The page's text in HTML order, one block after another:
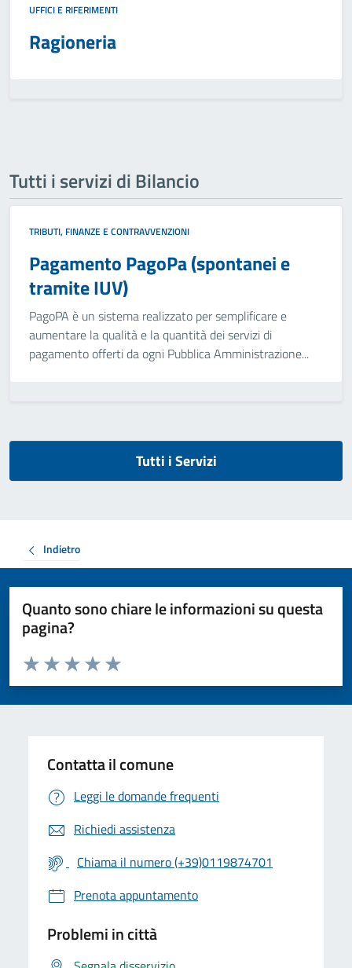
UFFICI E RIFERIMENTI
Ragioneria
Tutti i servizi di Bilancio
TRIBUTI, FINANZE E CONTRAVVENZIONI
Pagamento PagoPa (spontanei e
tramite IUV)
PagoPA è un sistema realizzato per semplificare e
aumentare la qualità e la quantità dei servizi di
pagamento offerti da ogni Pubblica Amministrazione...
Tutti i Servizi
Indietro
Quanto sono chiare le informazioni su questa
pagina?
Valuta da 1 a 5 stelle la pagina
Valuta 5 stelle su 5
Valuta 4 stelle su 5
Valuta 3 stelle su 5
Valuta 2 stelle su 5
Valuta 1 stelle su 5
Contatta il comune
Leggi le domande frequenti
Richiedi assistenza
Chiama il numero (+39)0119874701
Prenota appuntamento
Problemi in città